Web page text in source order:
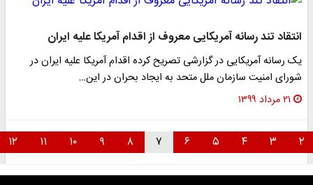
انتقاد تند رسانه آمریکایی معروف از اقدام آمریکا علیه ایران
یک رسانه آمریکایی در گزارشی تصریح کرده اقدام آمریکا علیه ایران در
شورای امنیت سازمان ملل متحد به ایجاد بحران در این…
۲۱ مرداد ۱۳۹۹
۲ ۳ ۴ ۵ ۶ ۷ ۸ ۹ ۱۰ ۱۱ ۱۲